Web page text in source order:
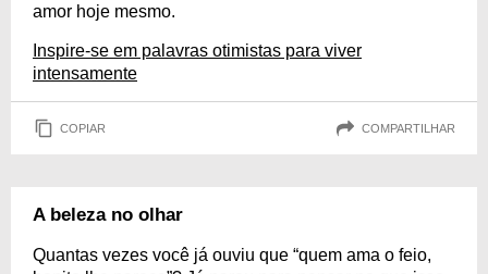
amor hoje mesmo.
Inspire-se em palavras otimistas para viver
intensamente
COPIAR COMPARTILHAR
A beleza no olhar
Quantas vezes você já ouviu que “quem ama o feio,